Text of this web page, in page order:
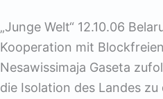
„Junge Welt“ 12.10.06
Kooperation mit
Nesawissimaja Gaseta
die Isolation des Landes